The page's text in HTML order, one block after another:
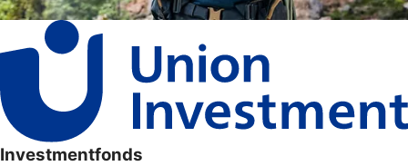
Investmentfonds